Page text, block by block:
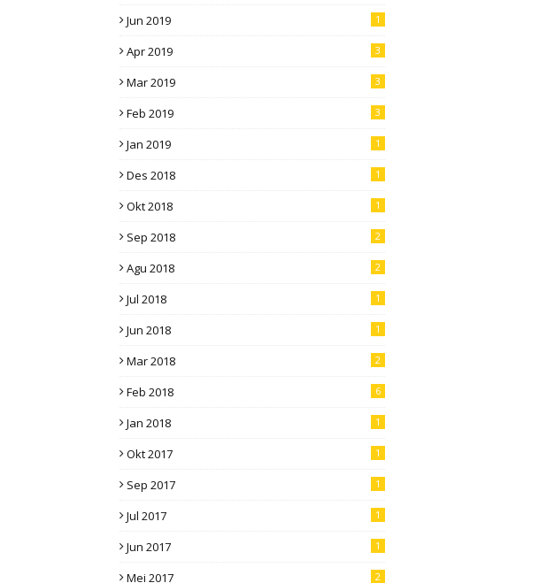
Jun 2019 1
Apr 2019 3
Mar 2019 3
Feb 2019 3
Jan 2019 1
Des 2018 1
Okt 2018 1
Sep 2018 2
Agu 2018 2
Jul 2018 1
Jun 2018 1
Mar 2018 2
Feb 2018 6
Jan 2018 1
Okt 2017 1
Sep 2017 1
Jul 2017 1
Jun 2017 1
Mei 2017 2